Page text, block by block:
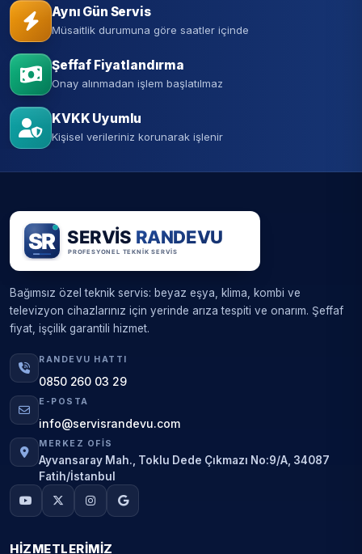
Aynı Gün Servis
Müsaitlik durumuna göre saatler içinde
Şeffaf Fiyatlandırma
Onay alınmadan işlem başlatılmaz
KVKK Uyumlu
Kişisel verileriniz korunarak işlenir
Bağımsız özel teknik servis: beyaz eşya, klima, kombi ve
televizyon cihazlarınız için yerinde arıza tespiti ve onarım. Şeffaf
fiyat, işçilik garantili hizmet.
RANDEVU HATTI
0850 260 03 29
E-POSTA
info@servisrandevu.com
MERKEZ OFIS
Ayvansaray Mah., Toklu Dede Çıkmazı No:9/A, 34087
Fatih/İstanbul
HIZMETLERIMIZ